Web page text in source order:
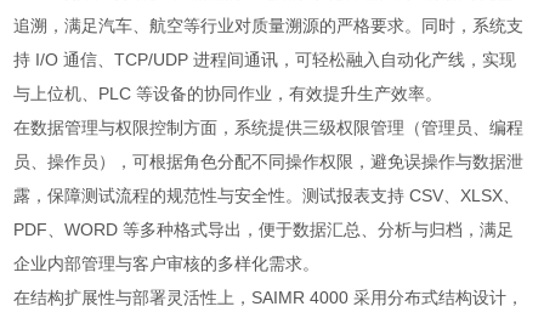
追溯，满足汽车、航空等行业对质量溯源的严格要求。同时，系统支
持 I/O 通信、TCP/UDP 进程间通讯，可轻松融入自动化产线，实现
与上位机、PLC 等设备的协同作业，有效提升生产效率。
在数据管理与权限控制方面，系统提供三级权限管理（管理员、编程
员、操作员），可根据角色分配不同操作权限，避免误操作与数据泄
露，保障测试流程的规范性与安全性。测试报表支持 CSV、XLSX、
PDF、WORD 等多种格式导出，便于数据汇总、分析与归档，满足
企业内部管理与客户审核的多样化需求。
在结构扩展性与部署灵活性上，SAIMR 4000 采用分布式结构设计，